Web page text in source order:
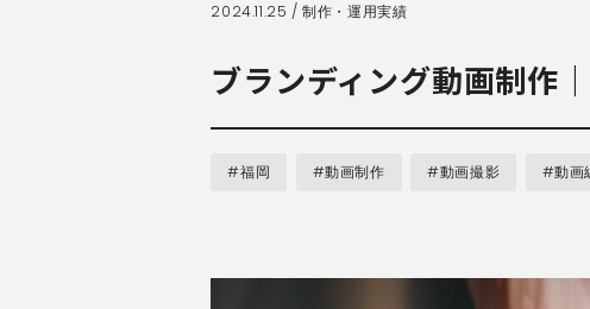
2024.11.25 /制作・運用実績
ブランディング動画制作
#福岡 #動画制作 #動画撮影 #動画